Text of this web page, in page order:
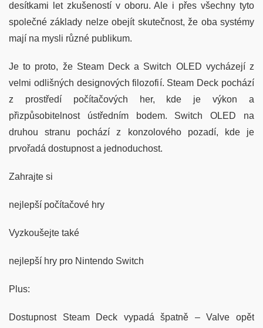
desítkami let zkušeností v oboru. Ale i přes všechny tyto
společné základy nelze obejít skutečnost, že oba systémy
mají na mysli různé publikum.
Je to proto, že Steam Deck a Switch OLED vycházejí z
velmi odlišných designových filozofií. Steam Deck pochází
z prostředí počítačových her, kde je výkon a
přizpůsobitelnost ústředním bodem. Switch OLED na
druhou stranu pochází z konzolového pozadí, kde je
prvořadá dostupnost a jednoduchost.
Zahrajte si
nejlepší počítačové hry
Vyzkoušejte také
nejlepší hry pro Nintendo Switch
Plus:
Dostupnost Steam Deck vypadá špatně – Valve opět